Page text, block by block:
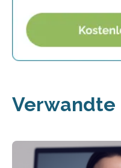
Verwandte